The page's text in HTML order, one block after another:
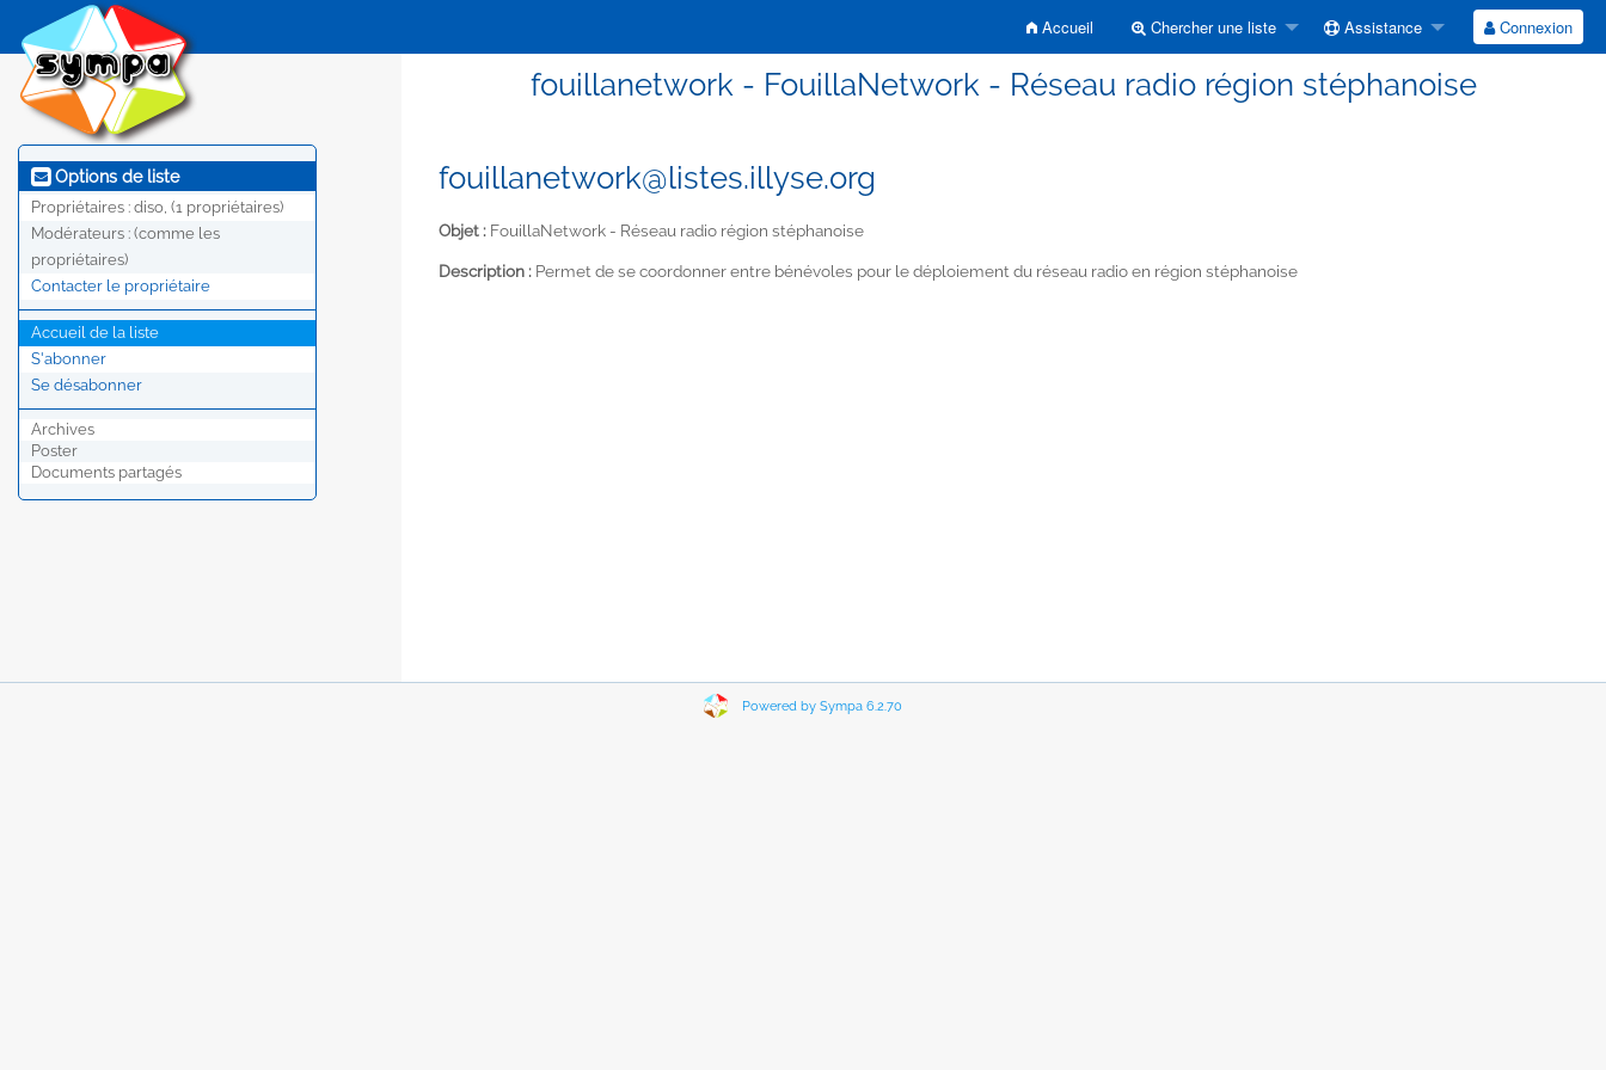
Accueil Chercher une liste Assistance Connexion
fouillanetwork - FouillaNetwork - Réseau radio région stéphanoise
Options de liste
Propriétaires : diso, (1 propriétaires)
Modérateurs : (comme les
propriétaires)
Contacter le propriétaire
Accueil de la liste
S'abonner
Se désabonner
Archives
Poster
Documents partagés
fouillanetwork@listes.illyse.org
Objet : FouillaNetwork - Réseau radio région stéphanoise
Description : Permet de se coordonner entre bénévoles pour le déploiement du réseau radio en région stéphanoise
Powered by Sympa 6.2.70